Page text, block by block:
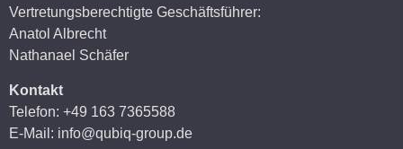
Vertretungsberechtigte Geschäftsführer:
Anatol Albrecht
Nathanael Schäfer
Kontakt
Telefon: +49 163 7365588
E-Mail: info@qubiq-group.de